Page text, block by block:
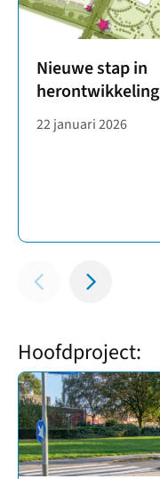
Nieuwe stap in
herontwikkeling
22 januari 2026
Hoofdproject: